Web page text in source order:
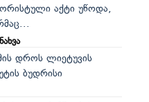
აქტი უწოდა,
დროს ლიეტუვის
ბუდრისი